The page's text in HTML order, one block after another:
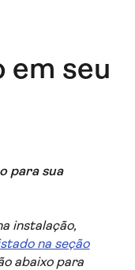
em seu
para sua
instalação,
na seção
abaixo para